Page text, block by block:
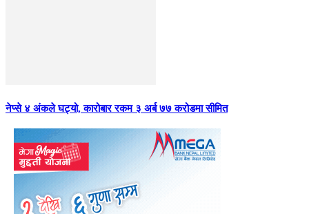
नेप्से ४ अंकले घट्यो, कारोबार रकम ३ अर्ब ७७ करोडमा सीमित